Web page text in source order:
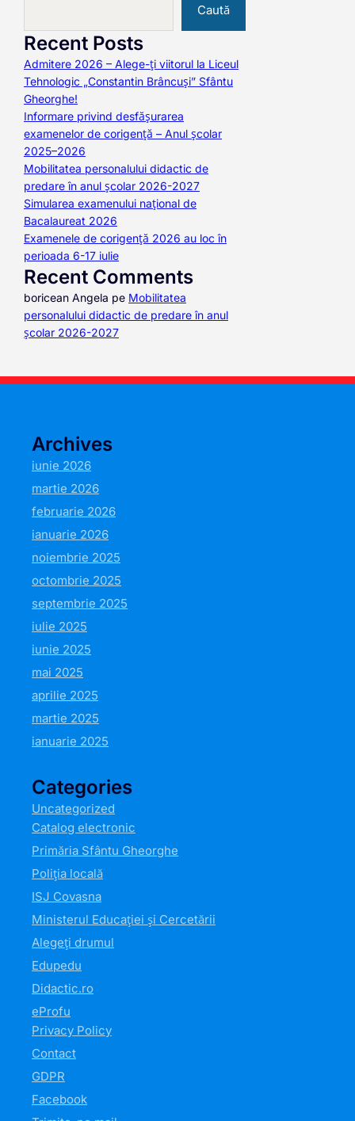
Caută
Recent Posts
Admitere 2026 – Alege-ți viitorul la Liceul
Tehnologic „Constantin Brâncuși” Sfântu
Gheorghe!
Informare privind desfășurarea
examenelor de corigență – Anul școlar
2025–2026
Mobilitatea personalului didactic de
predare în anul școlar 2026-2027
Simularea examenului național de
Bacalaureat 2026
Examenele de corigență 2026 au loc în
perioada 6-17 iulie
Recent Comments
boricean Angela pe Mobilitatea
personalului didactic de predare în anul
școlar 2026-2027
Archives
iunie 2026
martie 2026
februarie 2026
ianuarie 2026
noiembrie 2025
octombrie 2025
septembrie 2025
iulie 2025
iunie 2025
mai 2025
aprilie 2025
martie 2025
ianuarie 2025
Categories
Uncategorized
Catalog electronic
Primăria Sfântu Gheorghe
Poliția locală
ISJ Covasna
Ministerul Educației și Cercetării
Alegeți drumul
Edupedu
Didactic.ro
eProfu
Privacy Policy
Contact
GDPR
Facebook